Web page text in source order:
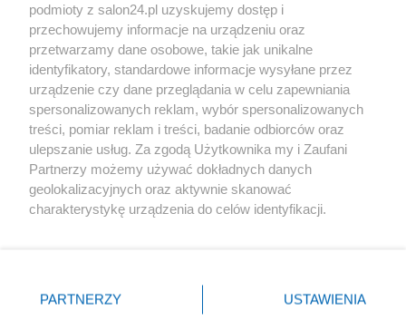
Społeczeństwo
Kultura
X Facebook Instagram Youtube
podmioty z salon24.pl uzyskujemy dostęp i
przechowujemy informacje na urządzeniu oraz
przetwarzamy dane osobowe, takie jak unikalne
identyfikatory, standardowe informacje wysyłane przez
urządzenie czy dane przeglądania w celu zapewniania
spersonalizowanych reklam, wybór spersonalizowanych
treści, pomiar reklam i treści, badanie odbiorców oraz
ulepszanie usług. Za zgodą Użytkownika my i Zaufani
Partnerzy możemy używać dokładnych danych
geolokalizacyjnych oraz aktywnie skanować
charakterystykę urządzenia do celów identyfikacji.
zmienić/wycofać klikając przycisk ustawień prywatności
znajdujący się w lewym dolnym rogu strony
PARTNERZY USTAWIENIA